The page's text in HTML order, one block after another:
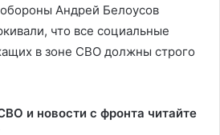
Андрей Белоусов
что все социальные
в зоне СВО должны строго
и новости с фронта читайте